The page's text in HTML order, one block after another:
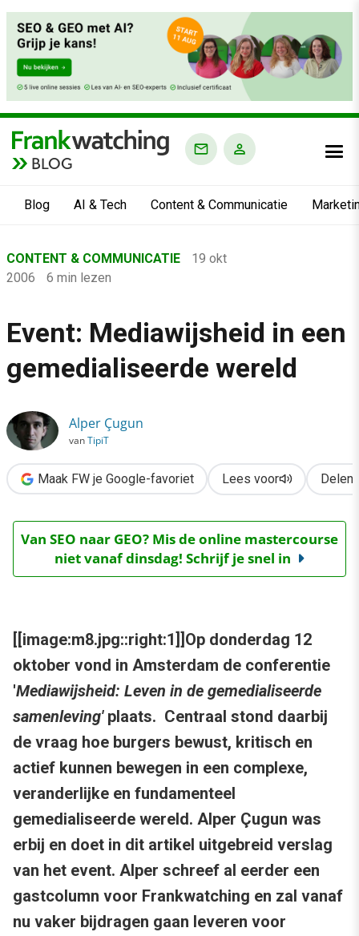
BLOG
Blog AI & Tech Content & Communicatie
›
Content & Communicatie
›
CONTENT & COMMUNICATIE
19 okt
2006
6 min lezen
Event: Mediawijsheid in een
gemedialiseerde wereld
Alper Çugun
vanTipiT
Maak FW je Google-favoriet Lees voor Delen
Van SEO naar GEO? Mis de online mastercourse
niet vanaf dinsdag! Schrijf je snel in
[[image:m8.jpg::right:1]]Op donderdag 12
oktober vond in Amsterdam de conferentie
'Mediawijsheid: Leven in de gemedialiseerde
samenleving'plaats. Centraal stond daarbij
de vraag hoe burgers bewust, kritisch en
actief kunnen bewegen in een complexe,
veranderlijke en fundamenteel
gemedialiseerde wereld. Alper Çugun was
erbij en doet in dit artikel uitgebreid verslag
van het event. Alper schreef al eerder een
gastcolumn voor Frankwatching en zal vanaf
nu vaker bijdragen gaan leveren voor